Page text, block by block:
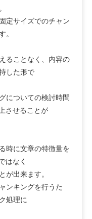
定サイズでのチャン
。
ることなく、内容の
した形で
についての検討時間
させることが
時に文章の特徴量を
はなく
が出来ます。
ンキングを行うた
処理に